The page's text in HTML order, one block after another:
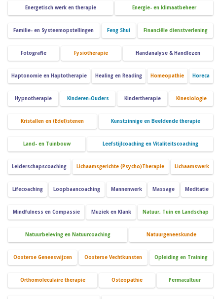
Energetisch werk en therapie Energie- en klimaatbeheer
Familie- en Systeemopstellingen Feng Shui Financiële dienstverlening
Fotografie Fysiotherapie Handanalyse & Handlezen
Haptonomie en Haptotherapie Healing en Reading Homeopathie Horeca
Hypnotherapie Kinderen-Ouders Kindertherapie Kinesiologie
Kristallen en (Edel)stenen Kunstzinnige en Beeldende therapie
Land- en Tuinbouw Leefstijlcoaching en Vitaliteitscoaching
Leiderschapscoaching Lichaamsgerichte (Psycho)Therapie Lichaamswerk
Lifecoaching Loopbaancoaching Mannenwerk Massage Meditatie
Mindfulness en Compassie Muziek en Klank Natuur, Tuin en Landschap
Natuurbeleving en Natuurcoaching Natuurgeneeskunde
Oosterse Geneeswijzen Oosterse Vechtkunsten Opleiding en Training
Orthomoleculaire therapie Osteopathie Permacultuur